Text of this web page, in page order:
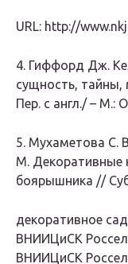
URL: http://
4. Гиффорд Дж.
сущность, тайны,
Пер. с англ./ – М.:
5. Мухаметова С.
М. Декоративные
боярышника //
декоративное
ВНИИЦиСК
ВНИИЦиСК